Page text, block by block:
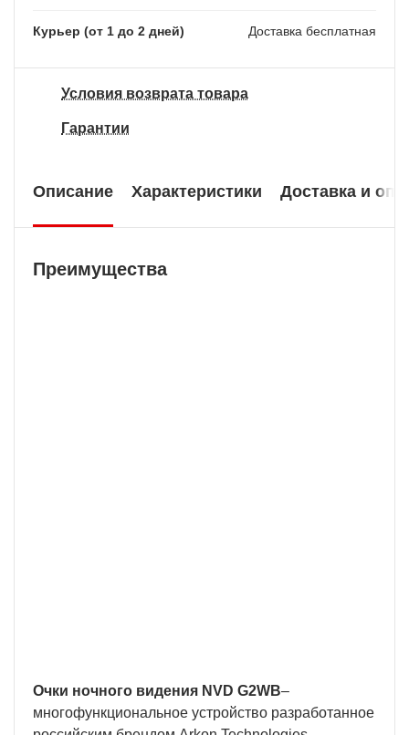
Курьер (от 1 до 2 дней) Доставка бесплатная
Условия возврата товара
Гарантии
Описание Характеристики Доставка и
Преимущества
Очки ночного видения NVD G2WB–
многофункциональное устройство разработанное